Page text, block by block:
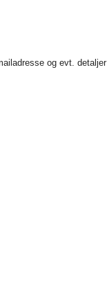
og evt. detaljer